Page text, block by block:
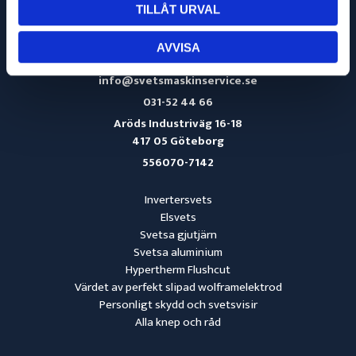
TILLÅT URVAL
AVVISA
Invertersvets
Elsvets
Svetsa gjutjärn
Svetsa aluminium
Hypertherm Flushcut
Värdet av perfekt slipad wolframelektrod
Personligt skydd och svetsvisir
Alla knep och råd
info@svetsmaskinservice.se
031-52 44 66
Aröds Industriväg 16-18
417 05 Göteborg
556070-7142